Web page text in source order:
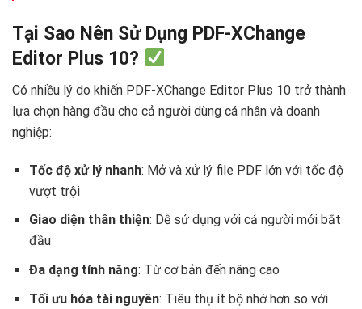
Tại Sao Nên Sử Dụng PDF-XChange
Editor Plus 10?
Có nhiều lý do khiến PDF-XChange Editor Plus 10 trở thành
lựa chọn hàng đầu cho cả người dùng cá nhân và doanh
nghiệp:
Tốc độ xử lý nhanh: Mở và xử lý file PDF lớn với tốc độ
vượt trội
Giao diện thân thiện: Dễ sử dụng với cả người mới bắt
đầu
Đa dạng tính năng: Từ cơ bản đến nâng cao
Tối ưu hóa tài nguyên: Tiêu thụ ít bộ nhớ hơn so với